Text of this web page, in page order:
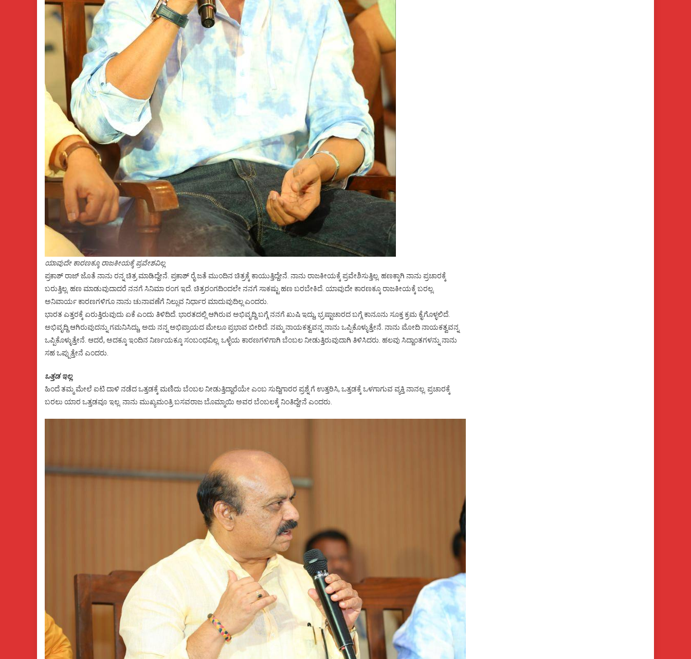
ಯಾವುದೇ ಕಾರಣಕ್ಕೂ ರಾಜಕೀಯಕ್ಕೆ ಪ್ರವೇಶವಿಲ್ಲ
ಪ್ರಕಾಶ್‌ ರಾಜ್‌ ಜೊತೆ ನಾನು ರನ್ನ ಚಿತ್ರ ಮಾಡಿದ್ದೇನೆ. ಪ್ರಕಾಶ್‌ ರೈ ಜತೆ ಮುಂದಿನ ಚಿತ್ರಕ್ಕೆ ಕಾಯುತ್ತಿದ್ದೇನೆ. ನಾನು ರಾಜಕೀಯಕ್ಕೆ ಪ್ರವೇಶಿಸುತ್ತಿಲ್ಲ. ಹಣಕ್ಕಾಗಿ ನಾನು ಪ್ರಚಾರಕ್ಕೆ
ಬರುತ್ತಿಲ್ಲ. ಹಣ ಮಾಡುವುದಾದರೆ ನನಗೆ ಸಿನಿಮಾ ರಂಗ ಇದೆ. ಚಿತ್ರರಂಗದಿಂದಲೇ ನನಗೆ ಸಾಕಷ್ಟು ಹಣ ಬರಬೇಕಿದೆ. ಯಾವುದೇ ಕಾರಣಕ್ಕೂ ರಾಜಕೀಯಕ್ಕೆ ಬರಲ್ಲ.
ಅನಿವಾರ್ಯ ಕಾರಣಗಳಿಗೂ ನಾನು ಚುನಾವಣೆಗೆ ನಿಲ್ಲುವ ನಿರ್ಧಾರ ಮಾದುವುದಿಲ್ಲ ಎಂದರು.
ಭಾರತ ಎತ್ತರಕ್ಕೆ ಏರುತ್ತಿರುವುದು ಏಕೆ ಎಂದು ತಿಳಿದಿದೆ. ಭಾರತದಲ್ಲಿ ಆಗಿರುವ ಅಭಿವೃದ್ದಿ ಬಗ್ಗೆ ನನಗೆ ಖುಷಿ ಇದ್ದು, ಭ್ರಷ್ಟಾಚಾರದ ಬಗ್ಗೆ ಕಾನೂನು ಸೂಕ್ತ ಕ್ರಮ ಕೈಗೊಳ್ಳಲಿದೆ.
ಅಭಿವೃದ್ದಿ ಆಗಿರುವುದನ್ನು ಗಮನಿಸಿದ್ದು, ಅದು ನನ್ನ ಅಭಿಪ್ರಾಯದ ಮೇಲೂ ಪ್ರಭಾವ ಬೀರಿದೆ. ನಮ್ಮ ನಾಯಕತ್ವವನ್ನ ನಾನು ಒಪ್ಪಿಕೊಳ್ಳುತ್ತೇನೆ. ನಾನು ಮೋದಿ ನಾಯಕತ್ವವನ್ನ
ಒಪ್ಪಿಕೊಳ್ಳುತ್ತೇನೆ. ಆದರೆ, ಅದಕ್ಕೂ ಇಂದಿನ ನಿರ್ಣಯಕ್ಕೂ ಸಂಬಂಧವಿಲ್ಲ. ಒಳ್ಳೆಯ ಕಾರಣಗಳಿಗಾಗಿ ಬೆಂಬಲ ನೀಡುತ್ತಿರುವುದಾಗಿ ತಿಳಿಸಿದರು. ಹಲವು ಸಿದ್ದಾಂತಗಳನ್ನು ನಾನು
ಸಹ ಒಪ್ಪುತ್ತೇನೆ ಎಂದರು.
ಒತ್ತಡ ಇಲ್ಲ
ಹಿಂದೆ ತಮ್ಮ ಮೇಲೆ ಐಟಿ ದಾಳಿ ನಡೆದ ಒತ್ತಡಕ್ಕೆ ಮಣಿದು ಬೆಂಬಲ ನೀಡುತ್ತಿದ್ದಾರೆಯೇ ಎಂಬ ಸುದ್ದಿಗಾರರ ಪ್ರಶ್ನೆ ಗೆ ಉತ್ತರಿಸಿ, ಒತ್ತಡಕ್ಕೆ ಒಳಗಾಗುವ ವ್ಯಕ್ತಿ ನಾನಲ್ಲ. ಪ್ರಚಾರಕ್ಕೆ
ಬರಲು ಯಾರ ಒತ್ತಡವೂ ಇಲ್ಲ. ನಾನು ಮುಖ್ಯಮಂತ್ರಿ ಬಸವರಾಜ ಬೊಮ್ಮಾಯಿ ಅವರ ಬೆಂಬಲಕ್ಕೆ ನಿಂತಿದ್ದೇನೆ ಎಂದರು.